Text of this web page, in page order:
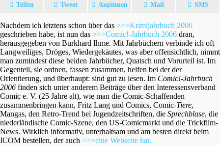
Teilen Tweet Anpinnen Mail SMS
Nachdem ich letztens schon über das >>>Krimijahrbuch 2006
geschrieben habe, ist nun das >>>Comic!-Jahrbuch 2006 dran,
herausgegeben von Burkhard Ihme. Mit Jahrbüchern verbinde ich oft
Langweiliges, Dröges, Wiedergekäutes, was aber offensichtlich, nimmt
man zumindest diese beiden Jahrbücher, Quatsch und Vorurteil ist. Im
Gegenteil, sie ordnen, fassen zusammen, helfen bei der der
Orientierung, und überhaupt: sind gut zu lesen. Im Comic!-Jahrbuch
2006 finden sich unter anderem Beiträge über den Interessensverband
Comic e. V. (25 Jahre alt), wie man die Comic-Schaffenden
zusammenbringen kann, Fritz Lang und Comics, Comic-Tiere,
Mangas, den Retro-Trend bei Jugendzeitschriften, die Sprechblase, die
niederländische Comic-Szene, den US-Comicmarkt und die Trickfilm-
News. Wirklich informativ, unterhaltsam und am besten direkt beim
ICOM bestellen, der auch >>>eine Webseite hat.